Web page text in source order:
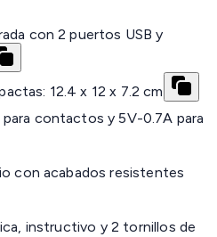
con 2 puertos USB y
12.4 x 12 x 7.2 cm
contactos y 5V-0.7A para
con acabados resistentes
instructivo y 2 tornillos de